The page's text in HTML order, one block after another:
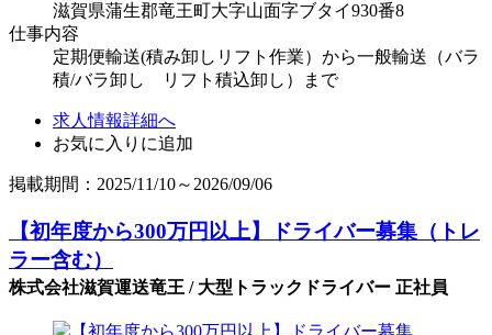
滋賀県蒲生郡竜王町大字山面字ブタイ930番8
仕事内容
定期便輸送(積み卸しリフト作業）から一般輸送（バラ
積/バラ卸し リフト積込卸し）まで
求人情報詳細へ
お気に入りに追加
掲載期間：2025/11/10～2026/09/06
【初年度から300万円以上】ドライバー募集（トレ
ラー含む）
株式会社滋賀運送竜王 / 大型トラックドライバー 正社員